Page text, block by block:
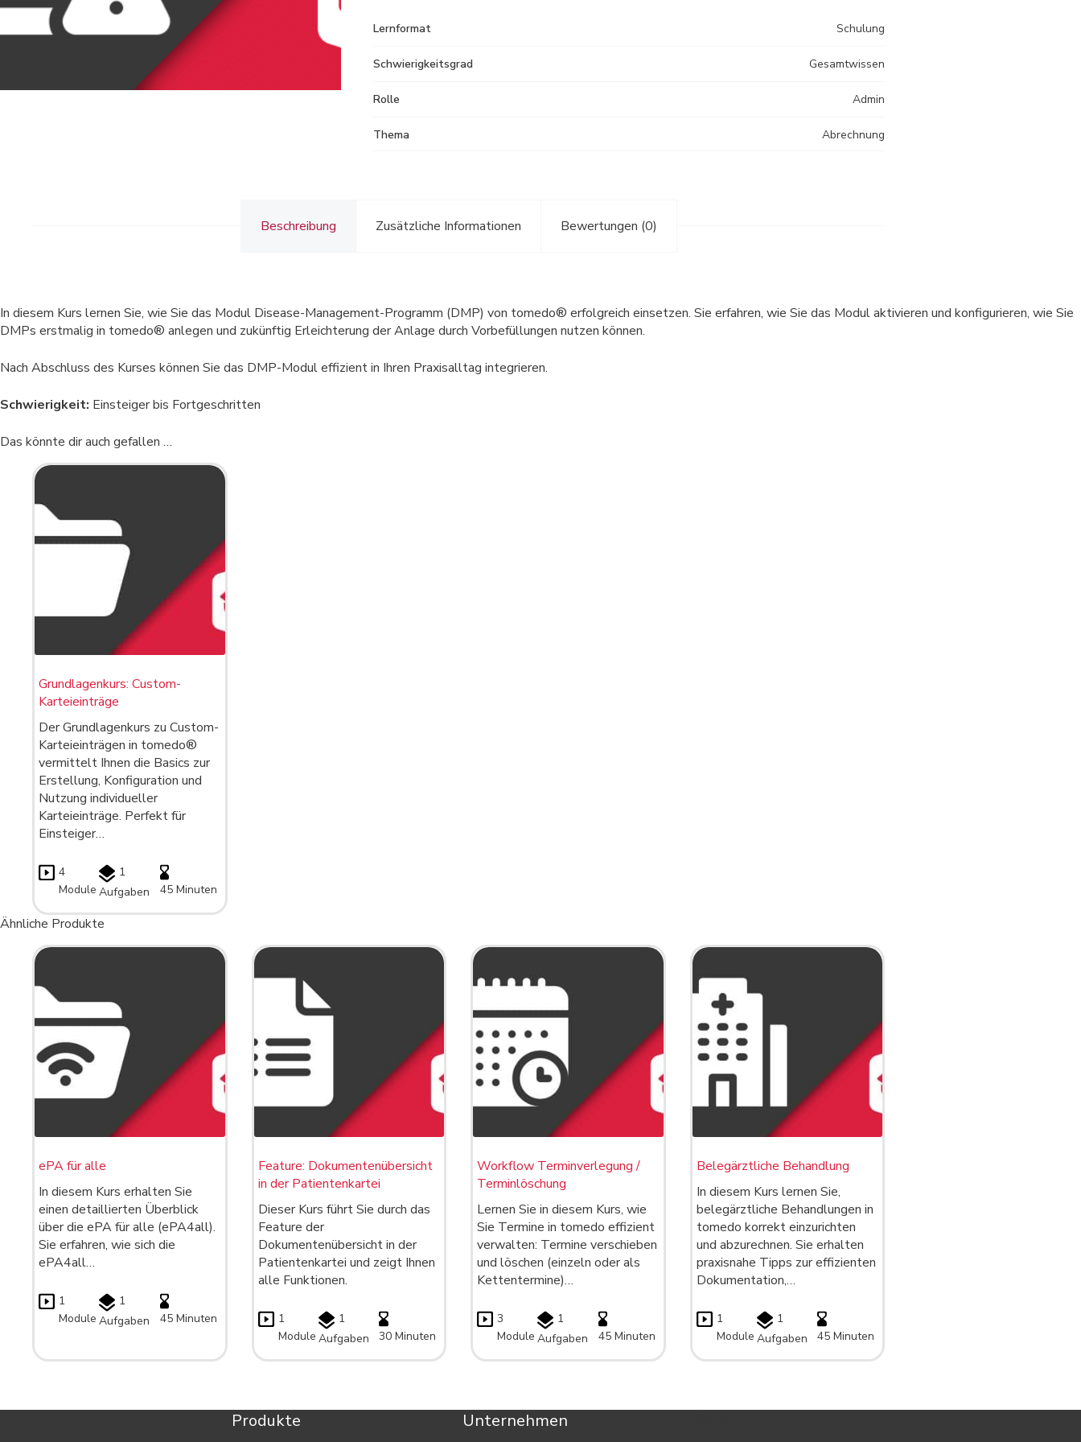
Lernformat Schulung
Schwierigkeitsgrad Gesamtwissen
Rolle Admin
Thema Abrechnung
Beschreibung Zusätzliche Informationen Bewertungen (0)
In diesem Kurs lernen Sie, wie Sie das Modul Disease-Management-Programm (DMP) von tomedo® erfolgreich einsetzen. Sie erfahren, wie Sie das Modul aktivieren und konfigurieren, wie Sie
DMPs erstmalig in tomedo® anlegen und zukünftig Erleichterung der Anlage durch Vorbefüllungen nutzen können.
Nach Abschluss des Kurses können Sie das DMP-Modul effizient in Ihren Praxisalltag integrieren.
Schwierigkeit: Einsteiger bis Fortgeschritten
Das könnte dir auch gefallen …
Grundlagenkurs: Custom-
Karteieinträge
Der Grundlagenkurs zu Custom-
Karteieinträgen in tomedo®
vermittelt Ihnen die Basics zur
Erstellung, Konfiguration und
Nutzung individueller
Karteieinträge. Perfekt für
Einsteiger…
4
Module
1
Aufgaben
45 Minuten
Ähnliche Produkte
ePA für alle
In diesem Kurs erhalten Sie
einen detaillierten Überblick
über die ePA für alle (ePA4all).
Sie erfahren, wie sich die
ePA4all…
1
Module
1
Aufgaben
45 Minuten
Feature: Dokumentenübersicht
in der Patientenkartei
Dieser Kurs führt Sie durch das
Feature der
Dokumentenübersicht in der
Patientenkartei und zeigt Ihnen
alle Funktionen.
1
Module
1
Aufgaben
30 Minuten
Workflow Terminverlegung /
Terminlöschung
Lernen Sie in diesem Kurs, wie
Sie Termine in tomedo effizient
verwalten: Termine verschieben
und löschen (einzeln oder als
Kettentermine)…
3
Module
1
Aufgaben
45 Minuten
Belegärztliche Behandlung
In diesem Kurs lernen Sie,
belegärztliche Behandlungen in
tomedo korrekt einzurichten
und abzurechnen. Sie erhalten
praxisnahe Tipps zur effizienten
Dokumentation,…
1
Module
1
Aufgaben
45 Minuten
Produkte Unternehmen